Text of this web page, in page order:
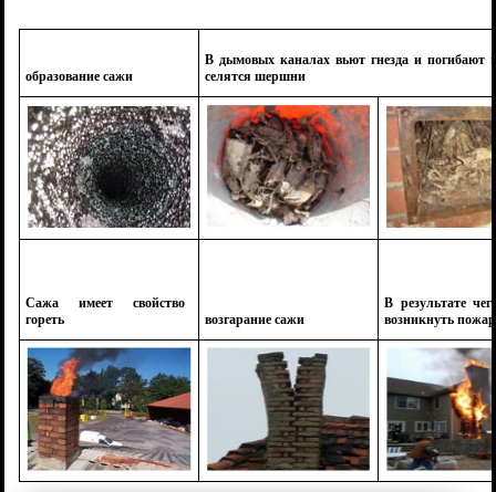
образование сажи
В дымовых каналах вьют гнезда и погибают
селятся шершни
Сажа имеет свойство
гореть
возгарание сажи
В результате
возникнуть пожар